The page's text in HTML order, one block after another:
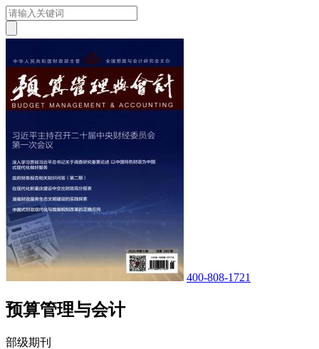
400-808-1721
预算管理与会计
部级期刊